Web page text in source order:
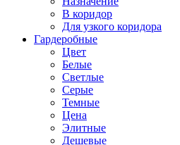
В коридор
Для узкого коридора
Гардеробные
Цвет
Белые
Светлые
Серые
Темные
Цена
Элитные
Дешевые